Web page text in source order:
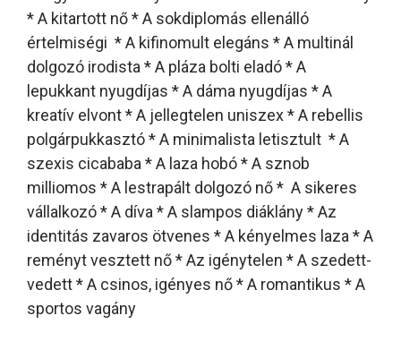
* A kitartott nő * A sokdiplomás ellenálló
értelmiségi * A kifinomult elegáns * A multinál
dolgozó irodista * A pláza bolti eladó * A
lepukkant nyugdíjas * A dáma nyugdíjas * A
kreatív elvont * A jellegtelen uniszex * A rebellis
polgárpukkasztó * A minimalista letisztult * A
szexis cicababa * A laza hobó * A sznob
milliomos * A lestrapált dolgozó nő * A sikeres
vállalkozó * A díva * A slampos diáklány * Az
identitás zavaros ötvenes * A kényelmes laza * A
reményt vesztett nő * Az igénytelen * A szedett-
vedett * A csinos, igényes nő * A romantikus * A
sportos vagány